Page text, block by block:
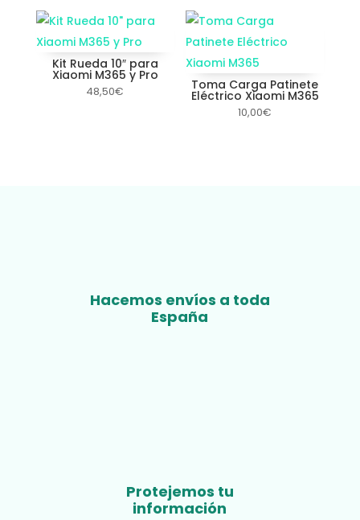
Kit Rueda 10″ para
Xiaomi M365 y Pro
48,50€ Toma Carga Patinete
Eléctrico Xiaomi M365
10,00€
Hacemos envíos a toda
España
Protejemos tu
información